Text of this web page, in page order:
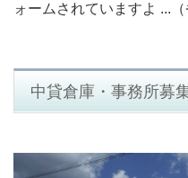
ォームされていますよ ...（
中貸倉庫・事務所募